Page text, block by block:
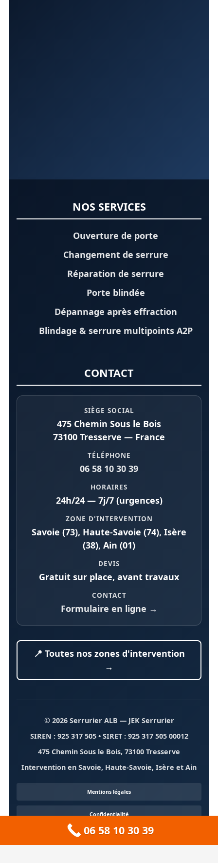
NOS SERVICES
Ouverture de porte
Changement de serrure
Réparation de serrure
Porte blindée
Dépannage après effraction
Blindage & serrure multipoints A2P
CONTACT
SIÈGE SOCIAL
475 Chemin Sous le Bois
73100 Tresserve — France
TÉLÉPHONE
06 58 10 30 39
HORAIRES
24h/24 — 7j/7 (urgences)
ZONE D'INTERVENTION
Savoie (73), Haute-Savoie (74), Isère
(38), Ain (01)
DEVIS
Gratuit sur place, avant travaux
CONTACT
Formulaire en ligne →
📍 Toutes nos zones d'intervention
→
© 2026 Serrurier ALB — JEK Serrurier
SIREN : 925 317 505 • SIRET : 925 317 505 00012
475 Chemin Sous le Bois, 73100 Tresserve
Intervention en Savoie, Haute-Savoie, Isère et Ain
Mentions légales
Confidentialité
Contact
06 58 10 30 39